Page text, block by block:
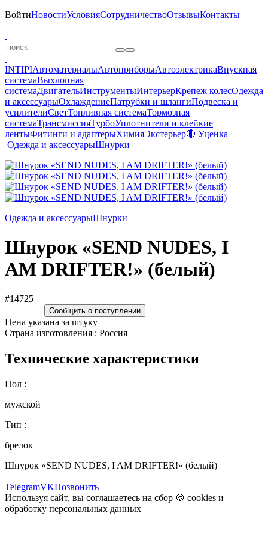
ВойтиНовостиУсловияСотрудничествоОтзывыКонтакты
INTIPIАвтоматериалыАвтоприборыАвтоэлектрикаВпускная
системаВыхлопная
системаДвигательИнструментыИнтерьерКрепеж колесОдежда
и аксессуарыОхлаждениеПатрубки и шлангиПодвеска и
усилителиСветТопливная системаТормозная
системаТрансмиссияТурбоУплотнители и клейкие
лентыФитинги и адаптерыХимияЭкстерьер🔴 Уценка
Одежда и аксессуарыШнурки
Одежда и аксессуарыШнурки
Шнурок «SEND NUDES, I
AM DRIFTER!» (белый)
#14725
Сообщить о поступлении
Цена указана за штуку
Страна изготовления : Россия
Технические характеристики
Пол :
мужской
Тип :
брелок
Шнурок «SEND NUDES, I AM DRIFTER!» (белый)
TelegramVKПозвонить
Используя сайт, вы соглашаетесь на сбор 🍪 cookies и
обработку персональных данных